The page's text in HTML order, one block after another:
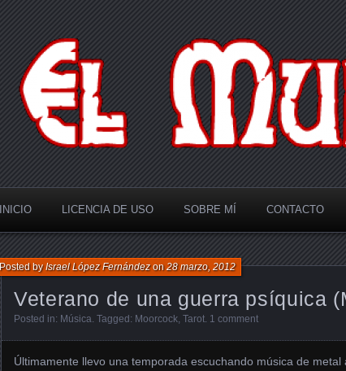
El Multiverso
INICIO LICENCIA DE USO SOBRE MÍ CONTACTO
Veterano de una guerra psíquica
Posted byIsrael López Fernándezon28 marzo, 2012
Posted in: Música. Tagged: Moorcock, Tarot. 1 comment
Últimamente llevo una temporada escuchando música de